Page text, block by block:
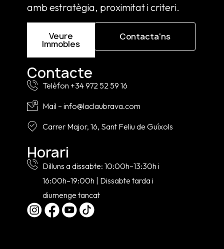
amb estratègia, proximitat i criteri.
Veure
Immobles
Contacta'ns
Contacte
Telèfon +34 972 52 59 16
Mail – info@laclaubrava.com
Carrer Major, 16, Sant Feliu de Guíxols
Horari
Dilluns a dissabte: 10:00h–13:30h i
16:00h–19:00h | Dissabte tarda i
diumenge tancat